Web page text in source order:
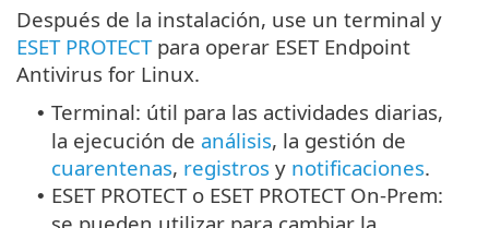
Después de la instalación, use un terminal y
ESET PROTECTpara operar ESET Endpoint
Antivirus for Linux.
• Terminal: útil para las actividades diarias,
la ejecución de análisis, la gestión de
cuarentenas, registros y notificaciones.
• ESET PROTECT o ESET PROTECT On-Prem: